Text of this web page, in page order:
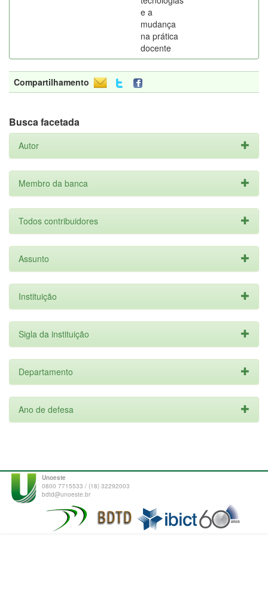
e a
mudança
na prática
docente
Compartilhamento
Busca facetada
Autor
Membro da banca
Todos contribuidores
Assunto
Instituição
Sigla da instituição
Departamento
Ano de defesa
Unoeste
0800 7715533 / (18) 32292003
bdtd@unoeste.br